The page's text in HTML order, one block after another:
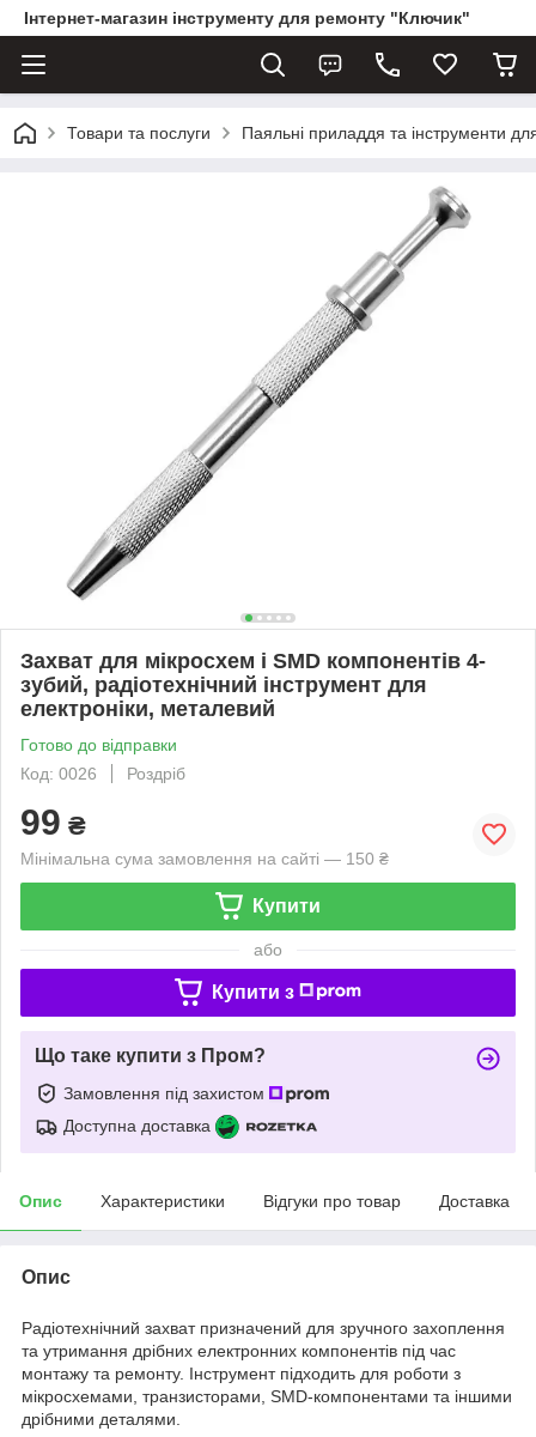
Інтернет-магазин інструменту для ремонту "Ключик"
Товари та послуги Паяльні приладдя та інструменти
Захват для мікросхем і SMD компонентів 4-
зубий, радіотехнічний інструмент для
електроніки, металевий
Готово до відправки
Код: 0026
Роздріб
99 ₴
Мінімальна сума замовлення на сайті — 150 ₴
Купити
або
Купити з
Що таке купити з Пром?
Замовлення під захистом
Доступна доставка
Опис Характеристики Відгуки про товар Доставка
Опис
Радіотехнічний захват призначений для зручного захоплення
та утримання дрібних електронних компонентів під час
монтажу та ремонту. Інструмент підходить для роботи з
мікросхемами, транзисторами, SMD-компонентами та іншими
дрібними деталями.